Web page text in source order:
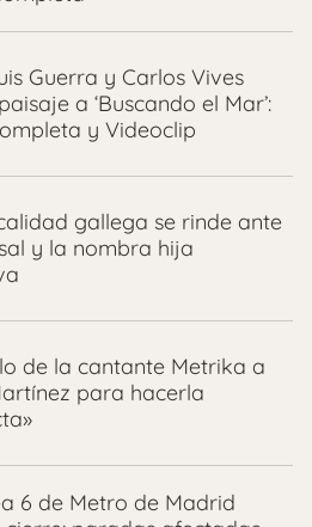
Guerra y Carlos Vives
a ‘Buscando el Mar’:
y Videoclip
gallega se rinde ante
y la nombra hija
de la cantante Metrika a
para hacerla
6 de Metro de Madrid